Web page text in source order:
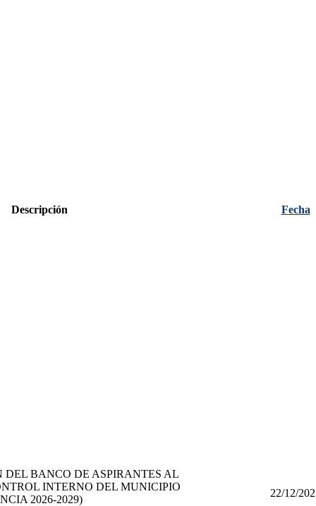
Descripción Fecha
BANCO DE ASPIRANTES AL
INTERNO DEL MUNICIPIO
2026-2029)
22/12/